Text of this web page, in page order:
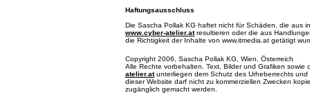
Haftungsausschluss
Die Sascha Pollak KG haftet nicht für Schäden, die aus
www.cyber-atelier.atresultieren oder die aus
die Richtigkeit der Inhalte von www.itmedia.at getätigt
Copyright 2006, Sascha Pollak KG, Wien, Österreich
Alle Rechte vorbehalten. Text, Bilder und Grafiken
atelier.atunterliegen dem Schutz des Urheberrechts
dieser Website darf nicht zu kommerziellen Zwecken
zugänglich gemacht werden.